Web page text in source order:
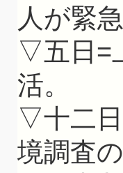
人が緊
▽五日=
活。
▽十二
境調査